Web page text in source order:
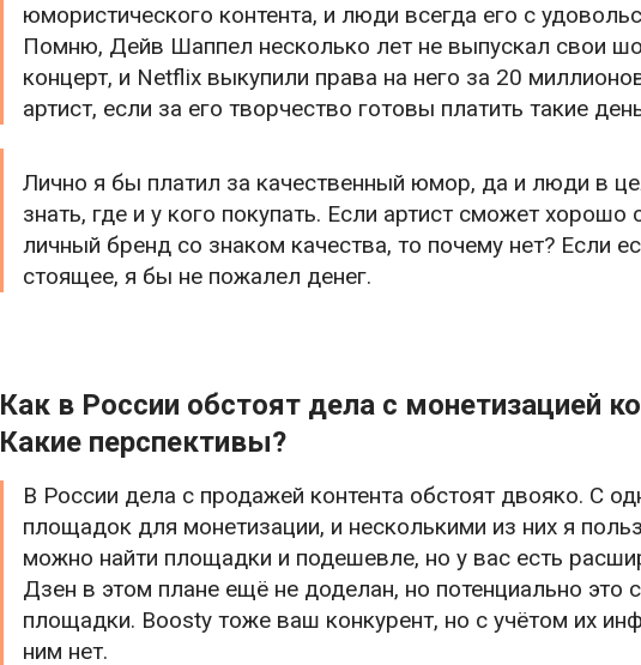
юмористического контента, и люди всегда его с
Помню, Дейв Шаппел несколько лет не выпускал свои
концерт, и Netflix выкупили права на него за 20
артист, если за его творчество готовы платить такие
Лично я бы платил за качественный юмор, да и люди в
знать, где и у кого покупать. Если артист сможет
личный бренд со знаком качества, то почему нет? Если
стоящее, я бы не пожалел денег.
Как в России обстоят дела с монетизацией
Какие перспективы?
В России дела с продажей контента обстоят двояко. С
площадок для монетизации, и несколькими из них я
можно найти площадки и подешевле, но у вас есть
Дзен в этом плане ещё не доделан, но потенциально
площадки. Boosty тоже ваш конкурент, но с учётом их
ним нет.